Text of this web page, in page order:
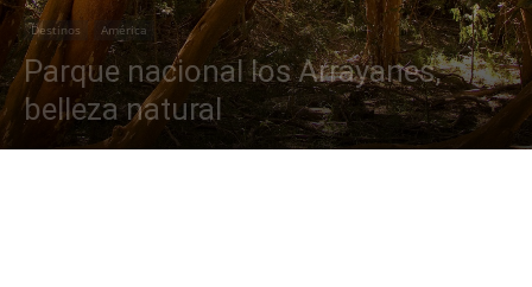
Destinos América
Parque nacional los Arrayanes,
belleza natural